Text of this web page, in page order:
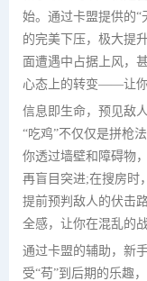
始。通过卡盟提供的“
的完美下压，极大提
面遭遇中占据上风，
心态上的转变——让你
信息即生命，预见敌人
“吃鸡”不仅仅是拼枪
你透过墙壁和障碍物
再盲目突进;在搜房时
提前预判敌人的伏击
全感，让你在混乱的
通过卡盟的辅助，新
受“苟”到后期的乐趣